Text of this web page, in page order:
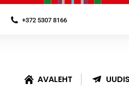
+372 5307 8166
AVALEHT